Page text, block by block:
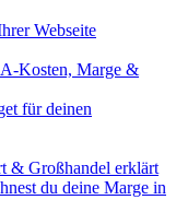
Webseite
Kosten, Marge &
für deinen
& Großhandel erklärt
du deine Marge in